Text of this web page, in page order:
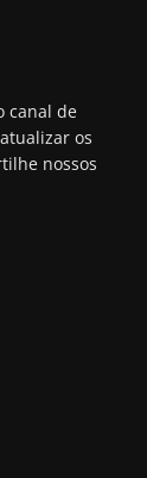
canal de
os
nossos